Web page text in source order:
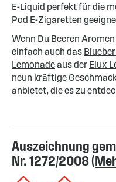
E-Liquid perfekt für die
Pod E-Zigaretten
Wenn Du Beeren
einfach auch das
Lemonadeaus der Elux
neun kräftige
anbietet, die es zu
Auszeichnung
Nr. 1272/2008 (